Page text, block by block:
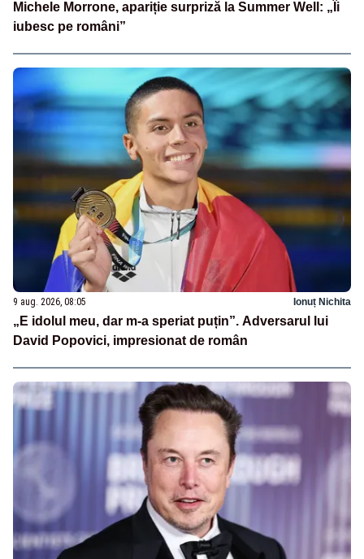
Michele Morrone, apariție surpriză la Summer Well: „Îi
iubesc pe români”
9 aug. 2026, 08:05 Ionuț Nichita
„E idolul meu, dar m-a speriat puțin”. Adversarul lui
David Popovici, impresionat de român